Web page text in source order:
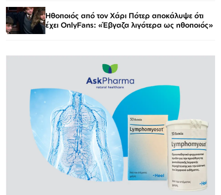
Ηθοποιός από τον Χάρι Πότερ αποκάλυψε ότι
έχει OnlyFans: «Έβγαζα λιγότερα ως ηθοποιός»